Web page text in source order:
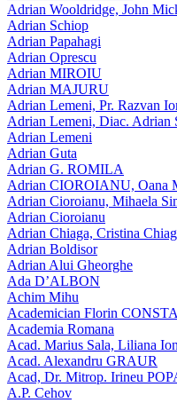
Adrian Wooldridge, John
Adrian Schiop
Adrian Papahagi
Adrian Oprescu
Adrian MIROIU
Adrian MAJURU
Adrian Lemeni, Pr. Razvan
Adrian Lemeni, Diac. Adrian
Adrian Lemeni
Adrian Guta
Adrian G. ROMILA
Adrian CIOROIANU, Oana
Adrian Cioroianu, Mihaela
Adrian Cioroianu
Adrian Chiaga, Cristina
Adrian Boldisor
Adrian Alui Gheorghe
Ada D’ALBON
Achim Mihu
Academician Florin
Academia Romana
Acad. Marius Sala, Liliana
Acad. Alexandru GRAUR
Acad, Dr. Mitrop. Irineu
A.P. Cehov